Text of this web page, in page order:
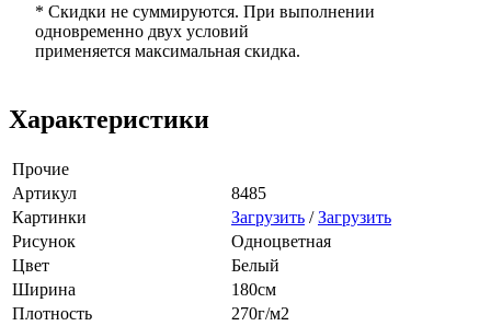
* Скидки не суммируются. При выполнении
одновременно двух условий
применяется максимальная скидка.
Характеристики
Прочие
Артикул
8485
Картинки
Загрузить /Загрузить
Рисунок
Одноцветная
Цвет
Белый
Ширина
180см
Плотность
270г/м2